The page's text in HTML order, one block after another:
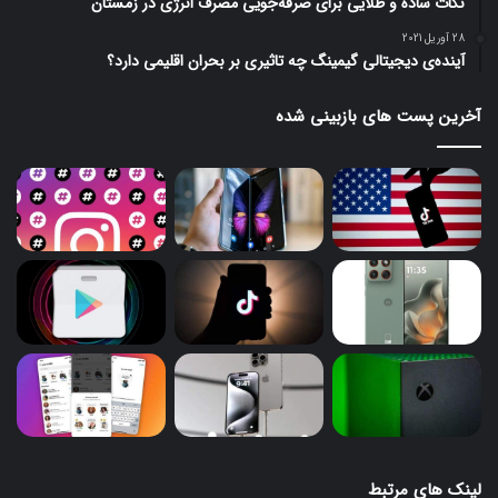
دستمزد کارگران امسال بین ۲۲ تا ۳۵.۳ درصد افزایش پیدا کرده
سطوح نباید زیر ۲۲ درصد باشد.
حقوق کارمندان دولت در سال ۱۴۰۳ با فرمولی خاص افزایش پیدا
می‌کند. کف حقوق بیشترین میزان رشد یعنی ۲۲ درصد را تجربه
می‌کند و در سایر سطوح با رشد ۱۸ درصدی حقوق کارمندان روبرو
هستیم. قانون حداقل‌ها را تعیین کرده و سقف حقوق کارگران و
کارمندان را به ترتیب ۵۰ و ۷۰ میلیون تومان تعیین کرده است.
سقف حقوق کارمندان و مدیران ۷۰ میلیون تومان است، ولی سقف
حقوق کارگران، تنها برای کارگران شاغل در نهادهای عمومی و
شرکت‌های وابسته به صندوق‌های بیمه‌ای با رقم ۵۰ میلیون تومان
تعیین شده و باقی کارگران می‌توانند در مورد سقف حقوق با کارفرما
28 آوریل 2021
آینده‌ی دیجیتالی گیمینگ چه تاثیری بر بحران اقلیمی دارد؟
آخرین پست های بازبینی شده
لینک های مرتبط